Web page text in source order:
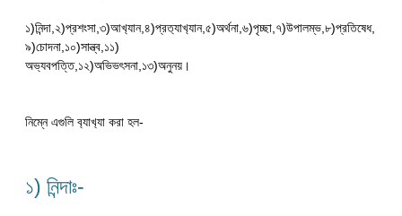
১)নিন্দা,২)প্রশংসা,৩)আখ‍্যান,৪)প্রত‍্যাখ‍্যান,৫)অর্থনা,৬)পৃচ্ছা,৭)উপালম্ভ,৮)প্রতিষেধ,
৯)চোদনা,১০)সান্ত্ব,১১)
অভ‍্যবপত্তি,১২)অভিভৎসনা,১৩)অনুনয়।
নিম্নে এগুলি ব‍্যাখ‍্যা করা হল-
১) নিন্দাঃ-